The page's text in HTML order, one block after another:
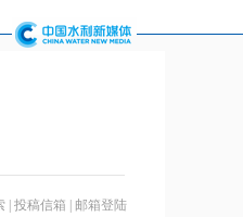
投稿信箱 邮箱登陆